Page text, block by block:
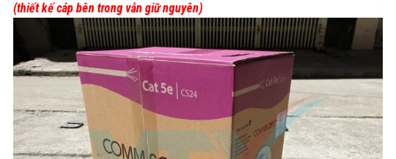
(thiết kế cáp bên trong vẫn giữ nguyên)